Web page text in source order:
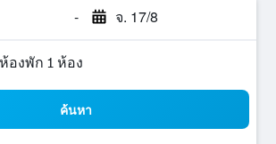
- จ. 17/8
องพัก 1 ห้อง
ค้นหา